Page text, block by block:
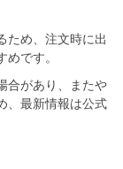
ため、注文時に出
です。
合があり、またや
、最新情報は公式